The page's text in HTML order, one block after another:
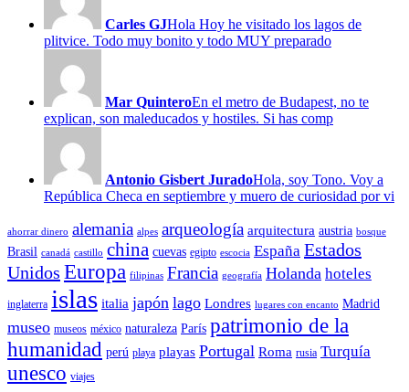
Carles GJHola Hoy he visitado los lagos de
plitvice. Todo muy bonito y todo MUY preparado
Mar QuinteroEn el metro de Budapest, no te
explican, son maleducados y hostiles. Si has comp
Antonio Gisbert JuradoHola, soy Tono. Voy a
República Checa en septiembre y muero de curiosidad por vi
ahorrar dinero alemania alpes arqueología arquitectura austria bosque
Brasil canadá castillo china cuevas egipto escocia España Estados
Unidos Europa filipinas Francia geografía Holanda hoteles
inglaterra islas italia japón lago Londres lugares con encanto Madrid
museo museos méxico naturaleza París patrimonio de la
humanidad perú playa playas Portugal Roma rusia Turquía
unesco viajes